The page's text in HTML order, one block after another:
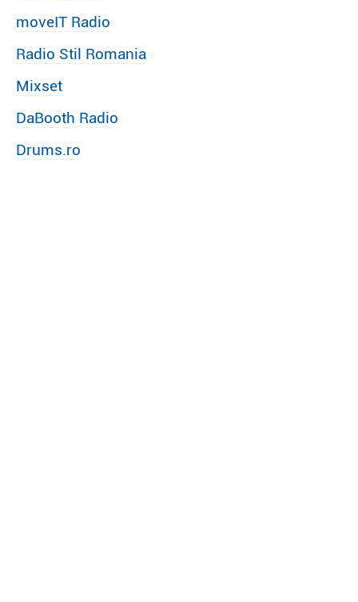
moveIT Radio
Radio Stil Romania
Mixset
DaBooth Radio
Drums.ro